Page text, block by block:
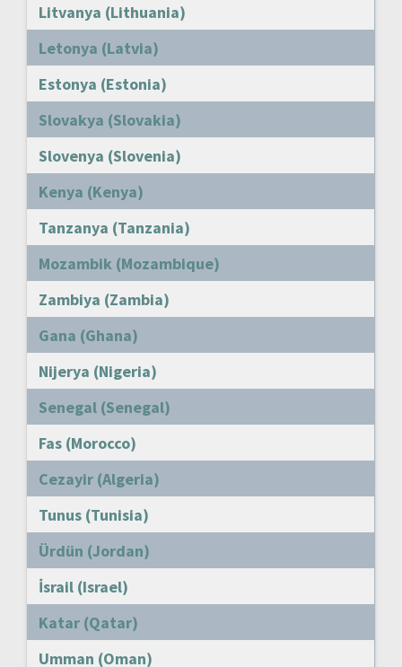
Litvanya (Lithuania)
Letonya (Latvia)
Estonya (Estonia)
Slovakya (Slovakia)
Slovenya (Slovenia)
Kenya (Kenya)
Tanzanya (Tanzania)
Mozambik (Mozambique)
Zambiya (Zambia)
Gana (Ghana)
Nijerya (Nigeria)
Senegal (Senegal)
Fas (Morocco)
Cezayir (Algeria)
Tunus (Tunisia)
Ürdün (Jordan)
İsrail (Israel)
Katar (Qatar)
Umman (Oman)